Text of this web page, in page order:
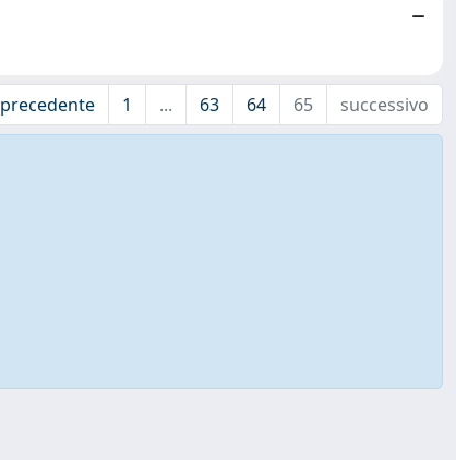
precedente 1 ... 63 64 65
successivo